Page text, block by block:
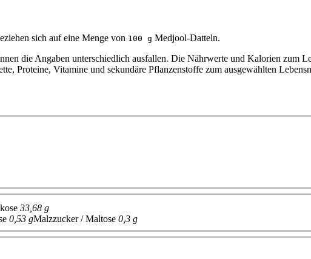
sich auf eine Menge von 100 g Medjool-Datteln.
die Angaben unterschiedlich ausfallen. Die Nährwerte und Kalorien zum
Proteine, Vitamine und sekundäre Pflanzenstoffe zum ausgewählten
33,68 g
0,53 gMalzzucker / Maltose 0,3 g